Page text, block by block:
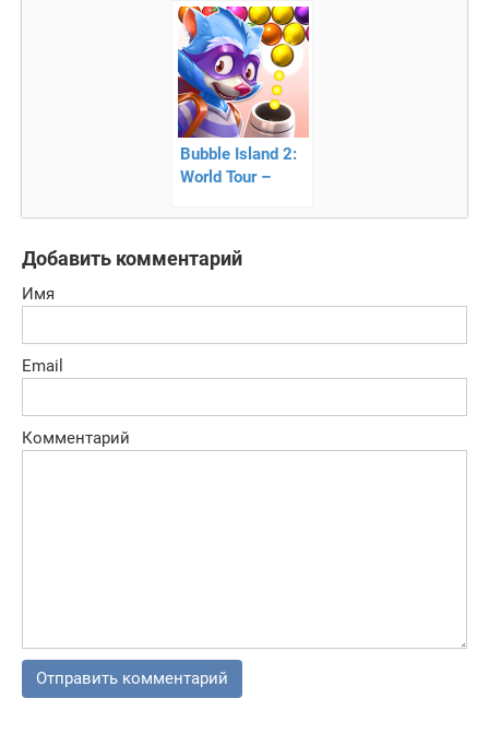
Bubble Island 2:
World Tour –
приключение
Добавить комментарий
Имя
Email
Комментарий